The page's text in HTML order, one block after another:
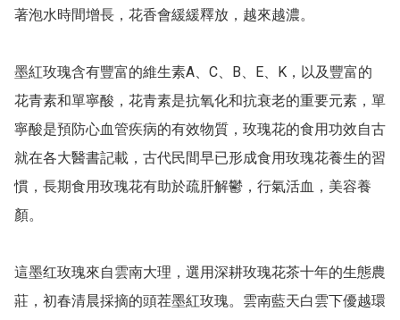
著泡水時間增長，花香會緩緩釋放，越來越濃。
墨紅玫瑰含有豐富的維生素A、C、B、E、K，以及豐富的
花青素和單寧酸，花青素是抗氧化和抗衰老的重要元素，單
寧酸是預防心血管疾病的有效物質，玫瑰花的食用功效自古
就在各大醫書記載，古代民間早已形成食用玫瑰花養生的習
慣，長期食用玫瑰花有助於疏肝解鬱，行氣活血，美容養
顏。
這墨红玫瑰來自雲南大理，選用深耕玫瑰花茶十年的生態農
莊，初春清晨採摘的頭茬墨紅玫瑰。雲南藍天白雲下優越環